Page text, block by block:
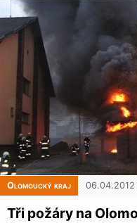
Olomoucký kraj
Tři požáry na